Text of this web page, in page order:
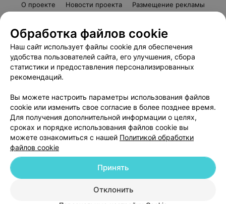
О проекте Новости проекта
Размещение рекламы
Пользовательское соглашение
Способы оплаты
Вакансии
Партнеры
Написать руководителю 103.by
Обработка персональных данных
© 2026 ООО «Артокс Лаб», УНП 191700409
| 220012, Республика Беларусь,
Служба поддержки +375 291212755
Обработка файлов cookie
Наш сайт использует файлы cookie для обеспечения
удобства пользователей сайта, его улучшения, сбора
статистики и предоставления персонализированных
рекомендаций.
Вы можете настроить параметры использования файлов
cookie или изменить свое согласие в более позднее время.
Для получения дополнительной информации о целях,
сроках и порядке использования файлов cookie вы
можете ознакомиться с нашей Политикой обработки
файлов cookie
Отклонить
Принять